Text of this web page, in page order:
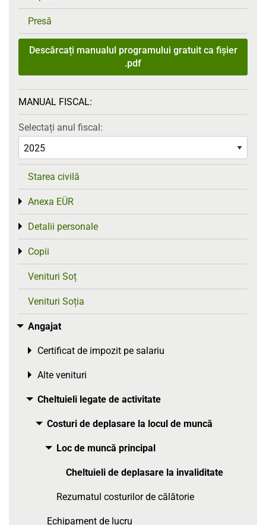
Presă
Descărcați manualul programului gratuit ca fișier
.pdf
MANUAL FISCAL:
Selectați anul fiscal:
Starea civilă
Anexa EÜR
Toggle menu
Detalii personale
Toggle menu
Copii
Toggle menu
Venituri Soț
Venituri Soția
Angajat
Toggle menu
Certificat de impozit pe salariu
Toggle menu
Alte venituri
Toggle menu
Cheltuieli legate de activitate
Toggle menu
Costuri de deplasare la locul de muncă
Toggle menu
Loc de muncă principal
Toggle menu
Cheltuieli de deplasare la invaliditate
Rezumatul costurilor de călătorie
Echipament de lucru